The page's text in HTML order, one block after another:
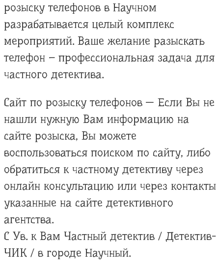
розыску телефонов в Научном
разрабатывается целый комплекс
мероприятий. Ваше желание разыскать
телефон – профессиональная задача для
частного детектива.
Сайт по розыску телефонов — Если Вы не
нашли нужную Вам информацию на
сайте розыска, Вы можете
воспользоваться поиском по сайту, либо
обратиться к частному детективу через
онлайн консультацию или через контакты
указанные на сайте детективного
агентства.
С Ув. к Вам Частный детектив / Детектив-
ЧИК / в городе Научный.